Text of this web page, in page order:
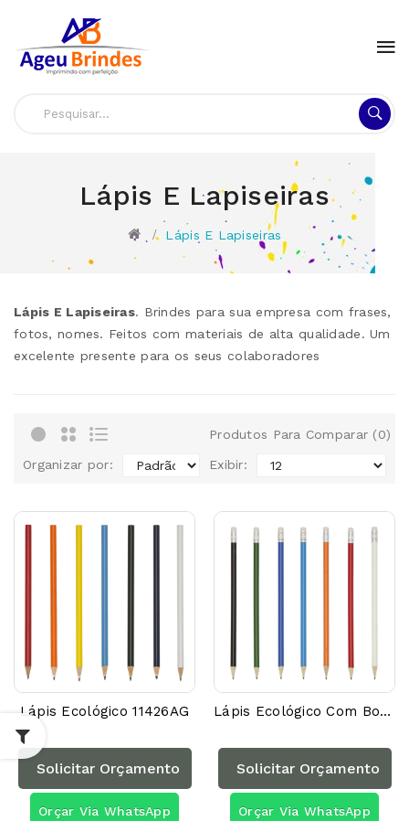
Lápis E Lapiseiras
Lápis E Lapiseiras
Lápis E Lapiseiras. Brindes para sua empresa com frases,
fotos, nomes. Feitos com materiais de alta qualidade. Um
excelente presente para os seus colaboradores
Produtos Para Comparar (0)
Organizar por: Exibir:
Lápis Ecológico 11426AG
Solicitar Orçamento
Orçar Via WhatsApp
Lápis Ecológico Com Borracha P@00000AG
Solicitar Orçamento
Orçar Via WhatsApp